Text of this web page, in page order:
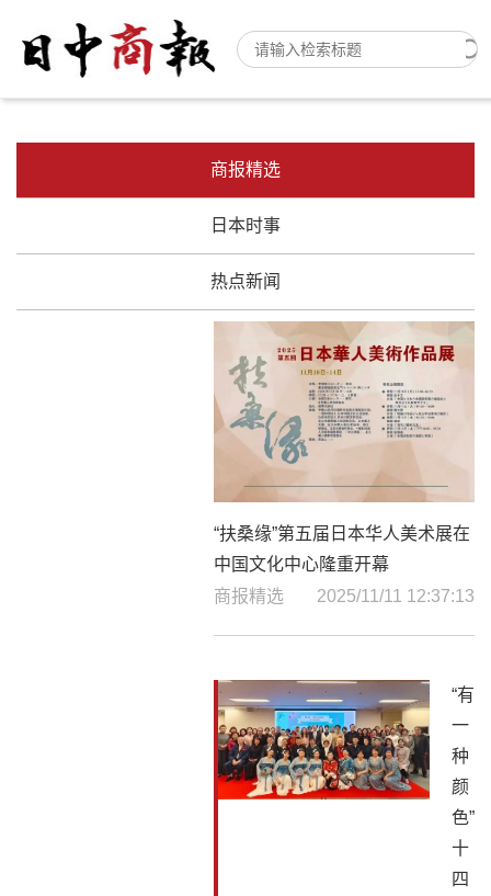
商报精选
日本时事
热点新闻
“扶桑缘”第五届日本华人美术展在
中国文化中心隆重开幕
商报精选
2025/11/11 12:37:13
“有
一
种
颜
色”
十
四